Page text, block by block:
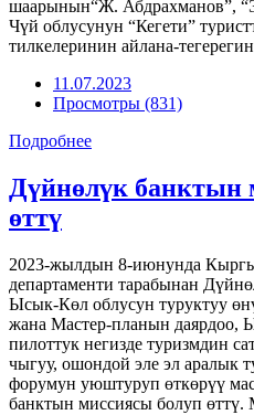
шаарынын“Ж. Абдрахманов”,
Чүй облусунун “Кегети”
тилкелеринин айлана-
11.07.2023
Просмотры (831)
Подробнее
Дүйнөлүк банктын
өттү
2023-жылдын 8-июнунда
департаменти тарабынан
Ысык-Көл облусун туруктуу
жана Мастер-планын даярдоо,
пилоттук негизде туризмдин
чыгуу, ошондой эле эл аралык
форумун уюштуруп өткөрүү
банктын миссиясы болуп өттү.